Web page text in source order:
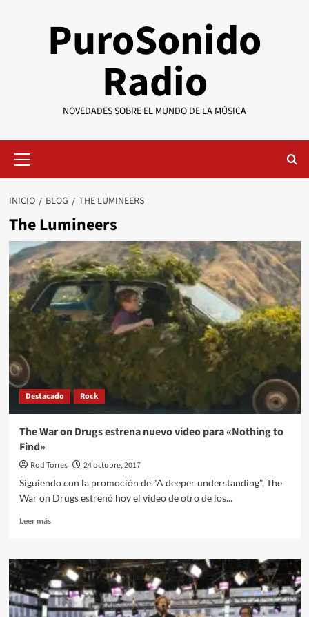
PuroSonido
Radio
NOVEDADES SOBRE EL MUNDO DE LA MÚSICA
primario
INICIO BLOG THE LUMINEERS
The Lumineers
Destacado Rock
The War on Drugs estrena nuevo video para «Nothing to
Find»
Rod Torres
24 octubre, 2017
Siguiendo con la promoción de "A deeper understanding", The
War on Drugs estrenó hoy el video de otro de los...
Leer másLeer
The
War
on
Drugs
estrena